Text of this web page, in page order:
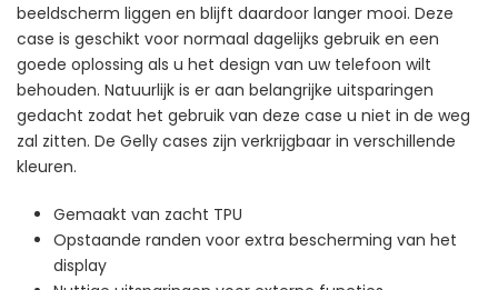
beeldscherm liggen en blijft daardoor langer mooi. Deze
case is geschikt voor normaal dagelijks gebruik en een
goede oplossing als u het design van uw telefoon wilt
behouden. Natuurlijk is er aan belangrijke uitsparingen
gedacht zodat het gebruik van deze case u niet in de weg
zal zitten. De Gelly cases zijn verkrijgbaar in verschillende
kleuren.
Gemaakt van zacht TPU
Opstaande randen voor extra bescherming van het
display